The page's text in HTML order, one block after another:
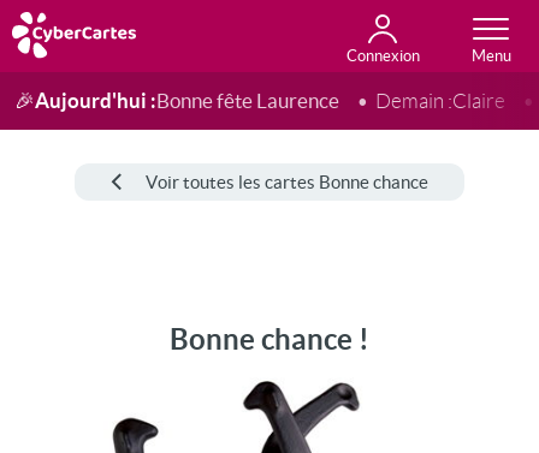
Connexion
Anniversaire
Fête du jour
Amour
Amitié
Merci
Toutes les cartes
🎉Aujourd'hui :Bonne fête Laurence Demain :Claire
Voir toutes les cartes Bonne chance
Bonne chance !